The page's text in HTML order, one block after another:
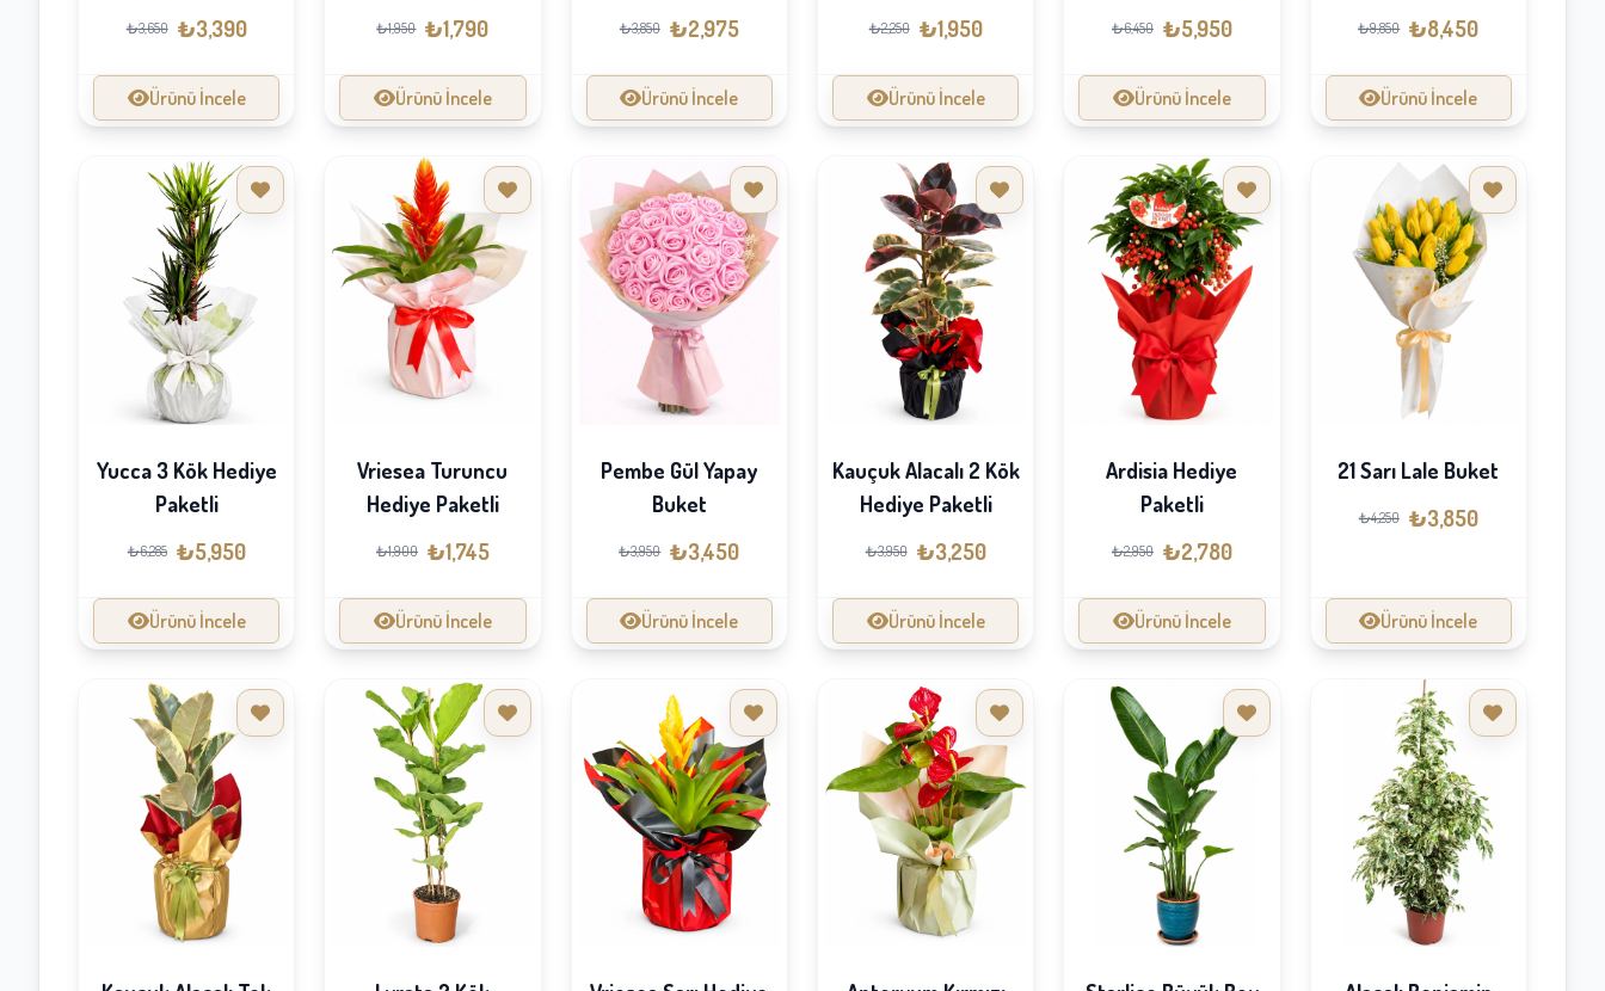
₺3,650 ₺3,390
Ürünü İncele
₺1,950 ₺1,790
Ürünü İncele
₺3,850 ₺2,975
Ürünü İncele
₺2,250 ₺1,950
Ürünü İncele
Paketli
₺6,450 ₺5,950
Ürünü İncele
₺9,850 ₺8,450
Ürünü İncele
Yucca 3 Kök Hediye
Paketli
₺6,285 ₺5,950
Ürünü İncele
Vriesea Turuncu
Hediye Paketli
₺1,900 ₺1,745
Ürünü İncele
Pembe Gül Yapay
Buket
₺3,950 ₺3,450
Ürünü İncele
Kauçuk Alacalı 2 Kök
Hediye Paketli
₺3,950 ₺3,250
Ürünü İncele
Ardisia Hediye
Paketli
₺2,950 ₺2,780
Ürünü İncele
21 Sarı Lale Buket
₺4,250 ₺3,850
Ürünü İncele